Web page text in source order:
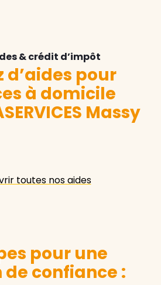
& crédit d’impôt
d’aides pour
à domicile
Massy
toutes nos aides
pour une
confiance :